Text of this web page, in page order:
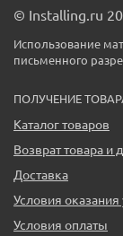
© Installing.ru
Использование
письменного
ПОЛУЧЕНИЕ
Каталог товаров
Возврат товара и
Доставка
Условия оказания
Условия оплаты